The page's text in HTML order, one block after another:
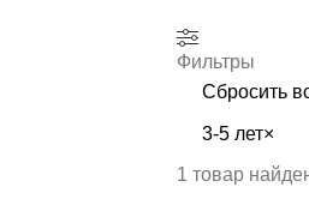
Фильтры
Сбросить
3-5 лет×
1 товар